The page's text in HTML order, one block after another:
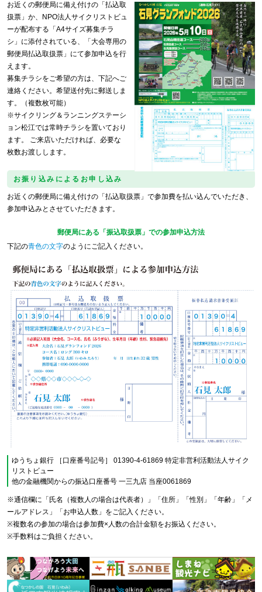
お近くの郵便局に備え付けの「払込取
扱票」か、NPO法人サイクリストビュ
ーが配布する「A4サイズ募集チラ
シ」に添付されている、「大会専用の
郵便局払込取扱票」にて参加申込を行
えます。
募集チラシをご希望の方は、下記へご
連絡ください。希望送付先に郵送しま
す。（複数枚可能）
※サイクリング＆ランニングステーシ
ョン松江では常時チラシを置いており
ます。 ご来店いただければ、必要な
枚数お渡しします。
お振り込みによるお申し込み
お近くの郵便局に備え付けの「払込取扱票」で参加費を払い込んでいただき、
参加申込みとさせていただきます。
郵便局にある「振込取扱票」での参加申込方法
下記の青色の文字のようにご記入ください。
ゆうちょ銀行 ［口座番号記号］ 01390-4-61869 特定非営利活動法人サイク
リストビュー
他の金融機関からの振込口座番号 一三九店 当座0061869
※通信欄に「氏名（複数人の場合は代表者）」「住所」「性別」「年齢」「メ
ールアドレス」「お申込人数」をご記入ください。
※複数名の参加の場合は参加費×人数の合計金額をお振込ください。
※手数料はご負担ください。